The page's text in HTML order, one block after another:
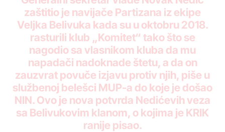
zaštitio je navijače Partizana iz ekipe
Veljka Belivuka kada su u oktobru 2018.
rasturili klub „Komitet“ tako što se
nagodio sa vlasnikom kluba da mu
napadači nadoknade štetu, a da on
zauzvrat povuče izjavu protiv njih, piše u
službenoj belešci MUP-a do koje je došao
NIN. Ovo je nova potvrda Nedićevih veza
sa Belivukovim klanom, o kojima je KRIK
ranije pisao.